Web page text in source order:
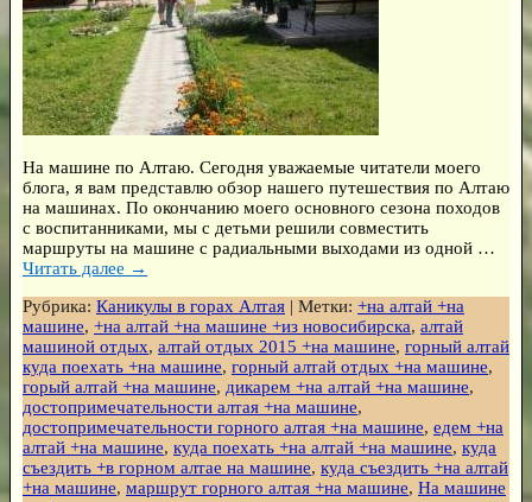
На машине по Алтаю. Сегодня уважаемые читатели моего
блога, я вам представлю обзор нашего путешествия по Алтаю
на машинах. По окончанию моего основного сезона походов
с воспитанниками, мы с детьми решили совместить
маршруты на машине с радиальными выходами из одной …
Читать далее →
Рубрика: Каникулы в горах Алтая | Метки: +на алтай +на
машине, +на алтай +на машине +из новосибирска, алтай
машиной отдых, алтай отдых 2015 +на машине, горный алтай
куда поехать +на машине, горный алтай отдых +на машине,
горый алтай +на машине, дикарем +на алтай +на машине,
достопримечательности алтая +на машине,
достопримечательности горного алтая +на машине, едем +на
алтай +на машине, куда поехать +на алтай +на машине, куда
съездить +в горном алтае на машине, куда съездить +на алтай
+на машине, маршрут горного алтая +на машине, На машине